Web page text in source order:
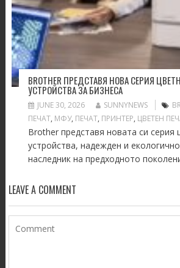
BROTHER ПРЕДСТАВЯ НОВА СЕРИЯ
УСТРОЙСТВА ЗА БИЗНЕСА
JUNE 30, 2026 SUNNYNEWS
ПЕЧАТ, МФУ, ПЕЧАТ, ПРИНТЕР, ЦВЕТЕН
Brother представя новата си серия
устройства, надежден и
наследник на предходното
LEAVE A COMMENT